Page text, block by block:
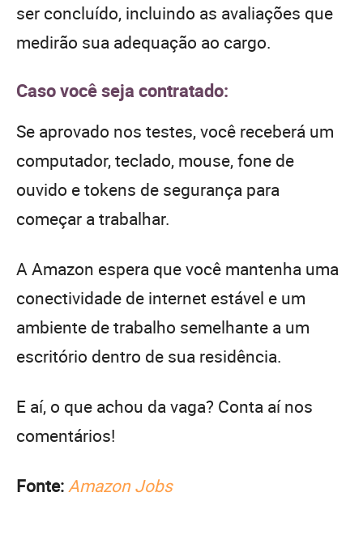
ser concluído, incluindo as avaliações que
medirão sua adequação ao cargo.
Caso você seja contratado:
Se aprovado nos testes, você receberá um
computador, teclado, mouse, fone de
ouvido e tokens de segurança para
começar a trabalhar.
A Amazon espera que você mantenha uma
conectividade de internet estável e um
ambiente de trabalho semelhante a um
escritório dentro de sua residência.
E aí, o que achou da vaga? Conta aí nos
comentários!
Fonte: Amazon Jobs